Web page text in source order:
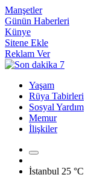
Manşetler
Günün Haberleri
Künye
Sitene Ekle
Reklam Ver
Yaşam
Rüya Tabirleri
Sosyal Yardım
Memur
İlişkiler
İstanbul 25 °C